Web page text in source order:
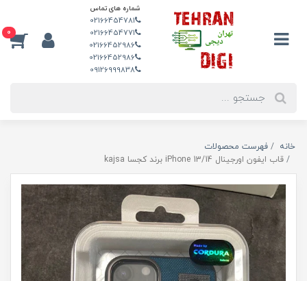
شماره های تماس
02166454781
02166454771
02166452986
02166452986
09126999838
0
خانه
فهرست محصولات
قاب ایفون اورجینال iPhone 13/14 برند کجسا kajsa